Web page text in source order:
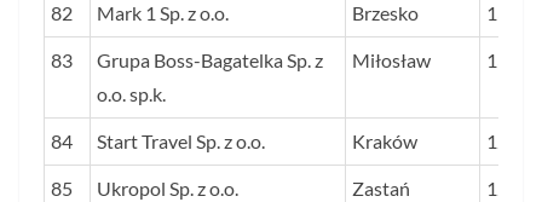
82 Mark 1 Sp. z o.o. Brzesko 13
83
Grupa Boss-Bagatelka Sp. z
o.o. sp.k.
Miłosław 13
84 Start Travel Sp. z o.o. Kraków 12
85 Ukropol Sp. z o.o. Zastań 12